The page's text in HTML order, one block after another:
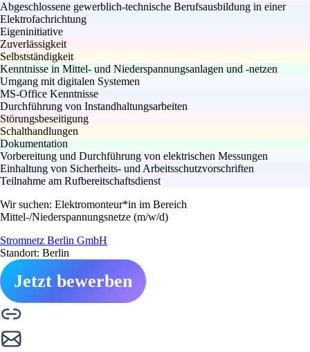
Abgeschlossene gewerblich-technische Berufsausbildung in einer
Elektrofachrichtung
Eigeninitiative
Zuverlässigkeit
Selbstständigkeit
Kenntnisse in Mittel- und Niederspannungsanlagen und -netzen
Umgang mit digitalen Systemen
MS-Office Kenntnisse
Durchführung von Instandhaltungsarbeiten
Störungsbeseitigung
Schalthandlungen
Dokumentation
Vorbereitung und Durchführung von elektrischen Messungen
Einhaltung von Sicherheits- und Arbeitsschutzvorschriften
Teilnahme am Rufbereitschaftsdienst
Wir suchen: Elektromonteur*in im Bereich
Mittel-/Niederspannungsnetze (m/w/d)
Stromnetz Berlin GmbH
Standort: Berlin
Jetzt bewerben